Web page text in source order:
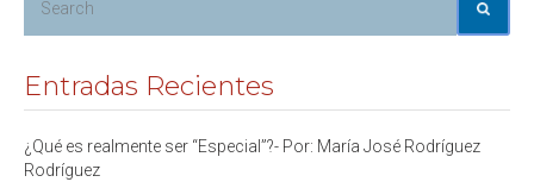
Entradas Recientes
¿Qué es realmente ser “Especial”?- Por: María José Rodríguez
Rodríguez